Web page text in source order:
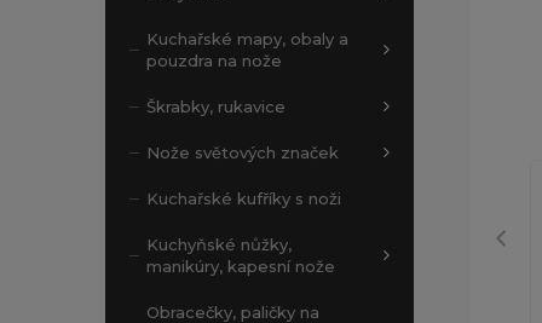
Kuchařské mapy, obaly a
pouzdra na nože
Škrabky, rukavice
Nože světových značek
Kuchařské kufříky s noži
Kuchyňské nůžky,
manikúry, kapesní nože
Obracečky, paličky na